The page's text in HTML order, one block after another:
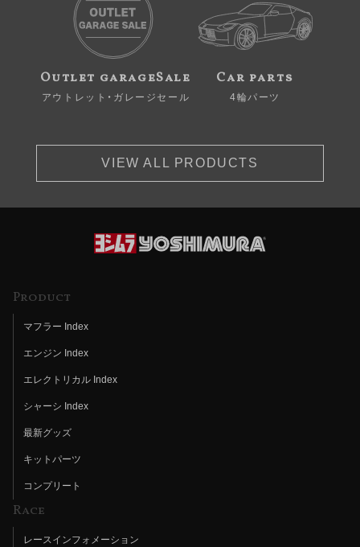
Outlet garageSale
アウトレット・ガレージセール
Car parts
4輪パーツ
VIEW ALL PRODUCTS
Product
マフラー Index
エンジン Index
エレクトリカル Index
シャーシ Index
最新グッズ
キットパーツ
コンプリート
Race
レースインフォメーション